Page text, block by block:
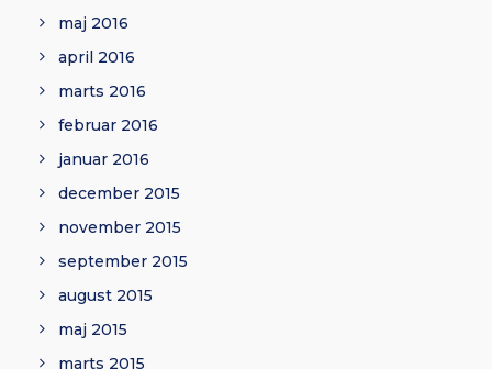
maj 2016
april 2016
marts 2016
februar 2016
januar 2016
december 2015
november 2015
september 2015
august 2015
maj 2015
marts 2015